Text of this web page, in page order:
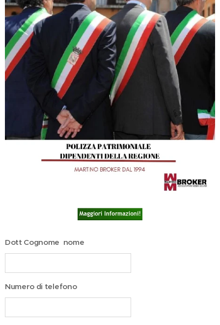
Dott Cognome nome
Numero di telefono